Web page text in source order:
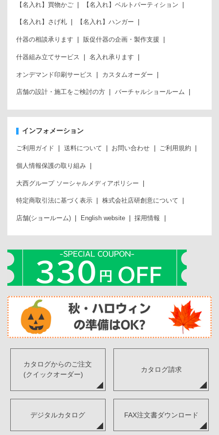
【名入れ】買物かご 【名入れ】ベルトパーティション
【名入れ】さげ札 【名入れ】ハンガー
什器の相談承ります 販促什器の企画・製作支援
什器組み立てサービス 名入れ承ります
オンデマンド印刷サービス カスタムオーダー
店舗の設計・施工をご検討の方 バーチャルショールーム
インフォメーション
ご利用ガイド 送料について お問い合わせ ご利用規約
個人情報保護の取り組み
大西グループ ソーシャルメディアポリシー
特定商取引法に基づく表示 株式会社店研創意について
店舗(ショールーム) English website 採用情報
カタログからのご注文
(クイックオーダー)
カタログ請求
デジタルカタログ FAX注文書ダウンロード